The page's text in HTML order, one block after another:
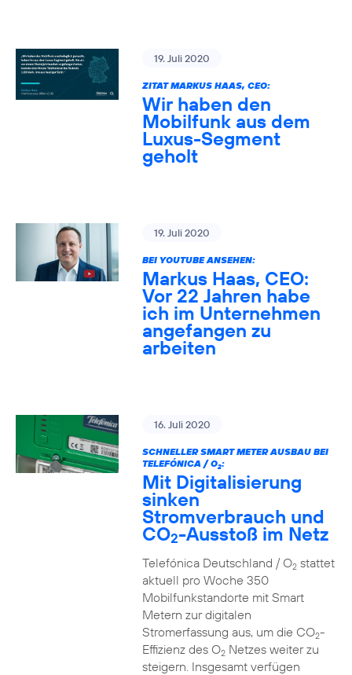
19. Juli 2020
ZITAT MARKUS HAAS, CEO:
Wir haben den
Mobilfunk aus dem
Luxus-Segment
geholt
19. Juli 2020
BEI YOUTUBE ANSEHEN:
Markus Haas, CEO:
Vor 22 Jahren habe
ich im Unternehmen
angefangen zu
arbeiten
16. Juli 2020
SCHNELLER SMART METER AUSBAU BEI
TELEFÓNICA / O2:
Mit Digitalisierung
sinken
Stromverbrauch und
CO2-Ausstoß im Netz
Telefónica Deutschland / O2stattet
aktuell pro Woche 350
Mobilfunkstandorte mit Smart
Metern zur digitalen
Stromerfassung aus, um die CO2-
Effizienz des O2Netzes weiter zu
steigern. Insgesamt verfügen